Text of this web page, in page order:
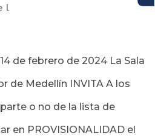
l
de febrero de 2024 La Sala
de Medellín INVITA A los
o no de la lista de
en PROVISIONALIDAD el